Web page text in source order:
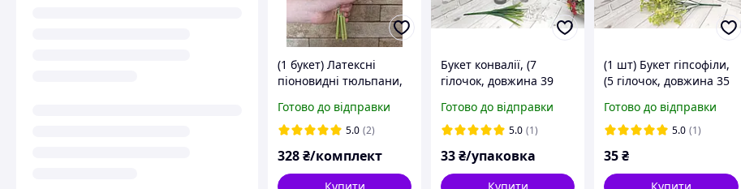
(1 букет) Латексні
піоновидні тюльпани,
колір ЖОВТИЙ
Готово до відправки
5.0 (2)
328₴/комплект
Букет конвалії, (7
гілочок, довжина 39
Готово до відправки
5.0 (1)
33₴/упаковка
(1 шт) Букет гіпсофіли,
(5 гілочок, довжина 35
Готово до відправки
5.0 (1)
35₴